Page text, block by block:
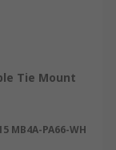
Tie Mount
MB4A-PA66-WH